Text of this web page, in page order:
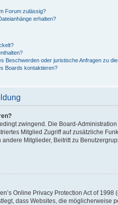
Forum zulässig?
erhalten?
Beschwerden oder juristische Anfragen zu
Boards kontaktieren?
zwingend. Die Board-
Mitglied Zugriff auf zusätzliche
andere Mitglieder, Beitritt zu
Online Privacy Protection Act of
dass Websites, die